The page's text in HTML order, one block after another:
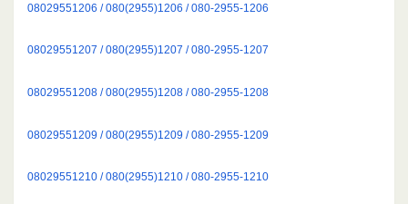
08029551206 / 080(2955)1206 / 080-2955-1206
08029551207 / 080(2955)1207 / 080-2955-1207
08029551208 / 080(2955)1208 / 080-2955-1208
08029551209 / 080(2955)1209 / 080-2955-1209
08029551210 / 080(2955)1210 / 080-2955-1210